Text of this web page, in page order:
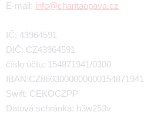
E-mail: info@charitaopava.cz
IČ: 43964591
DIČ: CZ43964591
číslo účtu: 154871941/0300
IBAN:CZ8603000000000154871941
Swift: CEKOCZPP
Datová schránka: h3w253v